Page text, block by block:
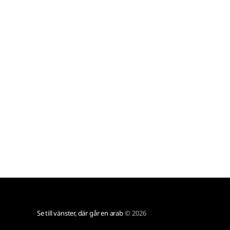
Se till vänster, där går en arab© 2026